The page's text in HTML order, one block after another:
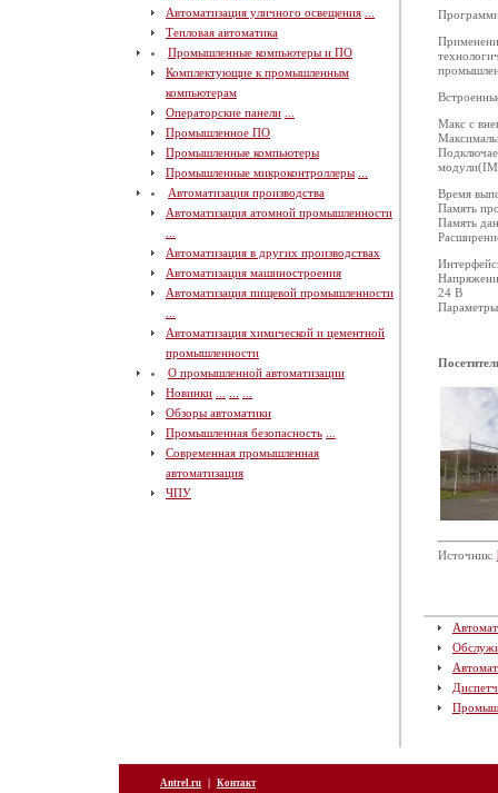
Автоматизация уличного освещения
Тепловая автоматика
Промышленные компьютеры и ПО
Комплектующие к промышленным
компьютерам
Операторские панели
Промышленное ПО
Промышленные компьютеры
Промышленные микроконтроллеры
Автоматизация производства
Автоматизация атомной промышленности
Автоматизация в других производствах
Автоматизация машиностроения
Автоматизация пищевой промышленности
Автоматизация химической и цементной
промышленности
О промышленной автоматизации
Новинки
Обзоры автоматики
Промышленная безопасность
Современная промышленная
автоматизация
ЧПУ
Макс с
Время
Память
Память
24 В
Источник:
Antrel.ru | Контакт